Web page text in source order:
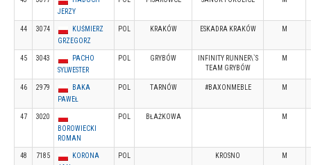
JERZY
44 3074
KUŚMIERZ
GRZEGORZ
POL KRAKÓW ESKADRA KRAKÓW M
45 3043
PACHO
SYLWESTER
POL GRYBÓW
INFINITY RUNNER\`S
TEAM GRYBÓW
M
46 2979
BAKA
PAWEŁ
POL TARNÓW #BAXONMEBLE M
47
3020
BOROWIECKI
ROMAN
POL BŁAŻKOWA M
48 7185
KORONA
POL KROSNO M